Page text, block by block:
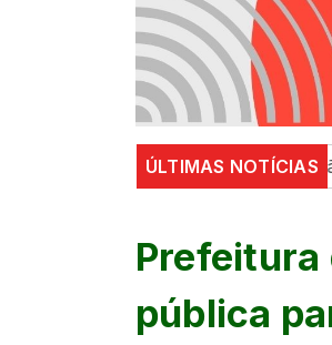
ÚLTIMAS NOTÍCIAS
participação cidadã;
Prefeitura
pública